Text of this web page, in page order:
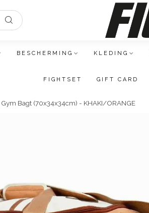
BESCHERMING KLEDING
FIGHTSET GIFT CARD
Bagt (70x34x34cm) - KHAKI/ORANGE